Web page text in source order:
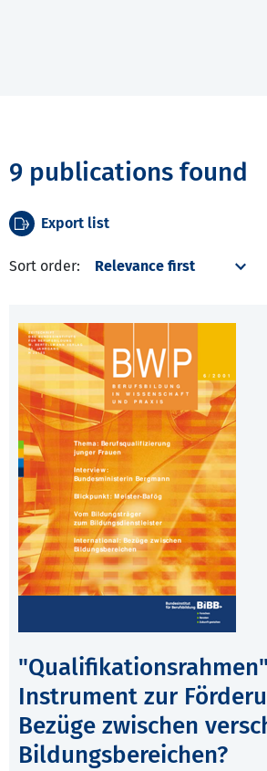
9 publications found
Export list
Sort order:
Instrument zur
Bezüge zwischen
Bildungsbereichen?